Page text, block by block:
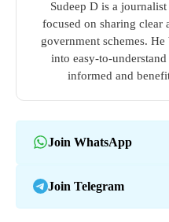
Sudeep D is a
focused on sharing clear
government schemes.
into easy-to-
informed and
Join WhatsApp
Join Telegram